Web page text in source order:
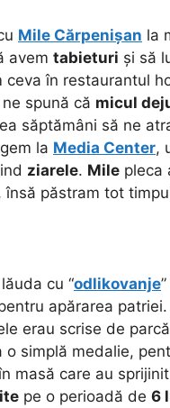
Mile Cărpenișan la
avem tabieturi și să
în restaurantul
spună că micul
săptămâni să ne
la Media Center,
ziarele. Mile pleca
însă păstram tot
cu “odlikovanje
apărarea
erau scrise de
simplă medalie,
masă care au
pe o perioadă de 6